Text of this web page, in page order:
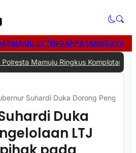
MAMUJU TENGAHPASANGKAYU
Ringkus Komplotan Spesialis
Suhardi Duka Dorong
Duka
LTJ